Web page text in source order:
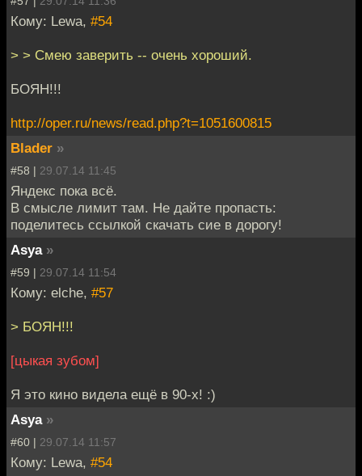
Кому: Lewa, #54
> > Смею заверить -- очень хороший.
БОЯН!!!
http://oper.ru/news/read.php?t=1051600815
Blader »
#58 | 29.07.14 11:45
Яндекс пока всё.
В смысле лимит там. Не дайте пропасть:
поделитесь ссылкой скачать сие в дорогу!
Asya »
#59 | 29.07.14 11:54
Кому: elche, #57
> БОЯН!!!
[цыкая зубом]
Я это кино видела ещё в 90-х! :)
Asya »
#60 | 29.07.14 11:57
Кому: Lewa, #54